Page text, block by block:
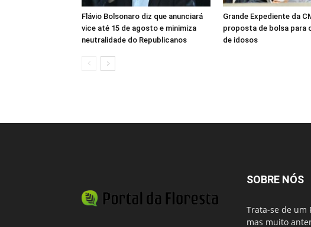
Flávio Bolsonaro diz que anunciará
vice até 15 de agosto e minimiza
neutralidade do Republicanos
Grande Expediente da
proposta de bolsa para
de idosos
SOBRE NÓS
Trata-se de um
mas muito